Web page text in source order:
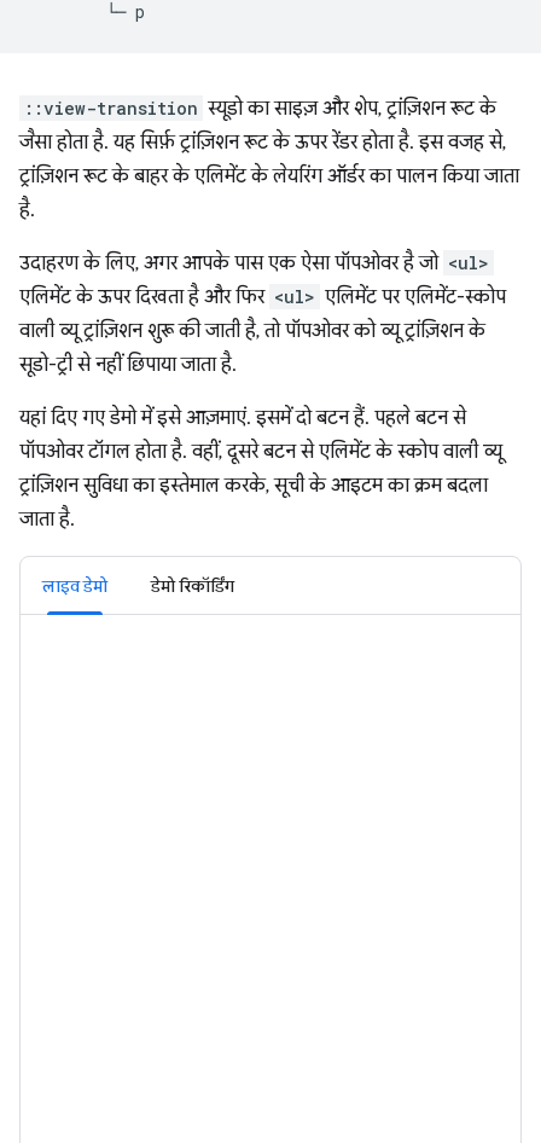
::view-transition स्यूडो का साइज़ और शेप, ट्रांज़िशन रूट के
जैसा होता है. यह सिर्फ़ ट्रांज़िशन रूट के ऊपर रेंडर होता है. इस वजह से,
ट्रांज़िशन रूट के बाहर के एलिमेंट के लेयरिंग ऑर्डर का पालन किया जाता
है.
उदाहरण के लिए, अगर आपके पास एक ऐसा पॉपओवर है जो <ul>
एलिमेंट के ऊपर दिखता है और फिर <ul> एलिमेंट पर एलिमेंट-स्कोप
वाली व्यू ट्रांज़िशन शुरू की जाती है, तो पॉपओवर को व्यू ट्रांज़िशन के
सूडो-ट्री से नहीं छिपाया जाता है.
यहां दिए गए डेमो में इसे आज़माएं. इसमें दो बटन हैं. पहले बटन से
पॉपओवर टॉगल होता है. वहीं, दूसरे बटन से एलिमेंट के स्कोप वाली व्यू
ट्रांज़िशन सुविधा का इस्तेमाल करके, सूची के आइटम का क्रम बदला
जाता है.
लाइव डेमो डेमो रिकॉर्डिंग